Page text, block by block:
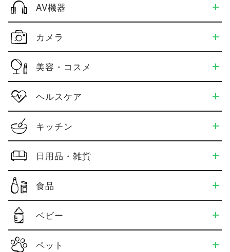
AV機器
カメラ
美容・コスメ
ヘルスケア
キッチン
日用品・雑貨
食品
ベビー
ペット